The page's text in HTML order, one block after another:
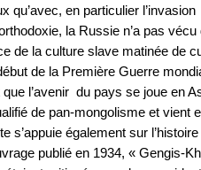
qu’avec, en particulier l’invasion
la Russie n’a pas vécu
de la culture slave matinée de
de la Première Guerre
l’avenir du pays se joue en
de pan-mongolisme et vient
s’appuie également sur l’histoire
publié en 1934, « Gengis-